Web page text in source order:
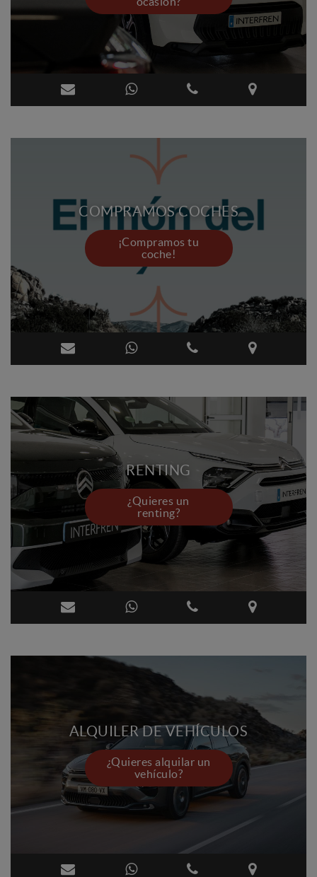
COMPRAMOS COCHES
¡Compramos tu
coche!
RENTING
¿Quieres un
renting?
ALQUILER DE VEHÍCULOS
¿Quieres alquilar un
vehículo?